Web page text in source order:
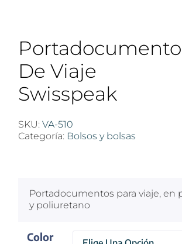
De Viaje
Swisspeak
SKU: VA-510
Categoría: Bolsos y bolsas
Portadocumentos para viaje, en
y poliuretano
Color